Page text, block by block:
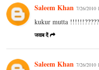
Saleem Khan 7/26/2010
kukur mutta
जवाब दें
Saleem Khan 7/26/2010